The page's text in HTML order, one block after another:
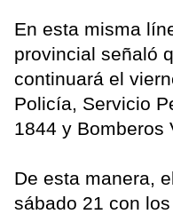
En esta misma
provincial señaló
continuará el
Policía, Servicio
1844 y Bomberos
De esta manera,
sábado 21 con